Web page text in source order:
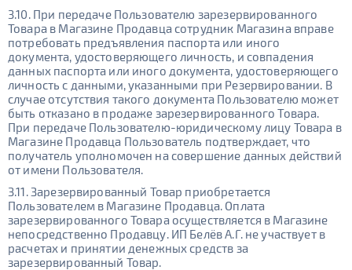
3.10. При передаче Пользователю зарезервированного
Товара в Магазине Продавца сотрудник Магазина вправе
потребовать предъявления паспорта или иного
документа, удостоверяющего личность, и совпадения
данных паспорта или иного документа, удостоверяющего
личность с данными, указанными при Резервировании. В
случае отсутствия такого документа Пользователю может
быть отказано в продаже зарезервированного Товара.
При передаче Пользователю-юридическому лицу Товара в
Магазине Продавца Пользователь подтверждает, что
получатель уполномочен на совершение данных действий
от имени Пользователя.
3.11. Зарезервированный Товар приобретается
Пользователем в Магазине Продавца. Оплата
зарезервированного Товара осуществляется в Магазине
непосредственно Продавцу. ИП Белёв А.Г. не участвует в
расчетах и принятии денежных средств за
зарезервированный Товар.